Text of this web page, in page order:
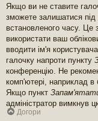
Якщо ви не ставите
зможете залишатися
встановленого часу. Це
використати ваш
вводити ім'я
галочку напроти пункту
конференцію. Не
комп'ютері, наприклад в
Якщо пункт
адміністратор вимкнув
Догори